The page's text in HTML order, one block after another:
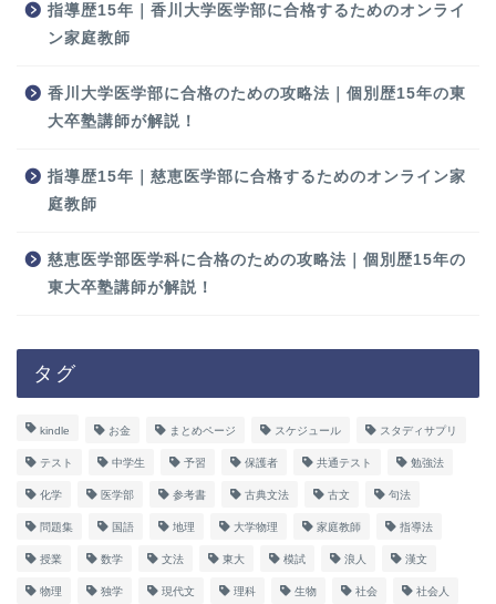
指導歴15年｜香川大学医学部に合格するためのオンライ
ン家庭教師
香川大学医学部に合格のための攻略法｜個別歴15年の東
大卒塾講師が解説！
指導歴15年｜慈恵医学部に合格するためのオンライン家
庭教師
慈恵医学部医学科に合格のための攻略法｜個別歴15年の
東大卒塾講師が解説！
タグ
kindle お金 まとめページ スケジュール スタディサプリ
テスト 中学生 予習 保護者 共通テスト 勉強法
化学 医学部 参考書 古典文法 古文 句法
問題集 国語 地理 大学物理 家庭教師 指導法
授業 数学 文法 東大 模試 浪人 漢文
物理 独学 現代文 理科 生物 社会 社会人